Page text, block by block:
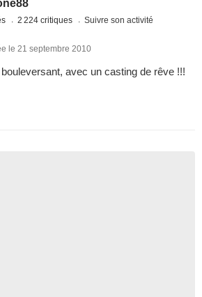
2 224 critiques Suivre son activité
le 21 septembre 2010
avec un casting de rêve !!!